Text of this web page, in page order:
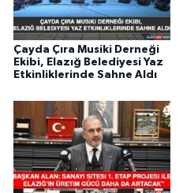
Çayda Çıra Musiki Derneği
Ekibi, Elazığ Belediyesi Yaz
Etkinliklerinde Sahne Aldı